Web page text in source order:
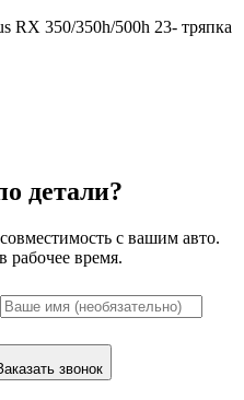
RX 350/350h/500h 23- тряпка
детали?
с вашим авто.
рабочее время.
звонок